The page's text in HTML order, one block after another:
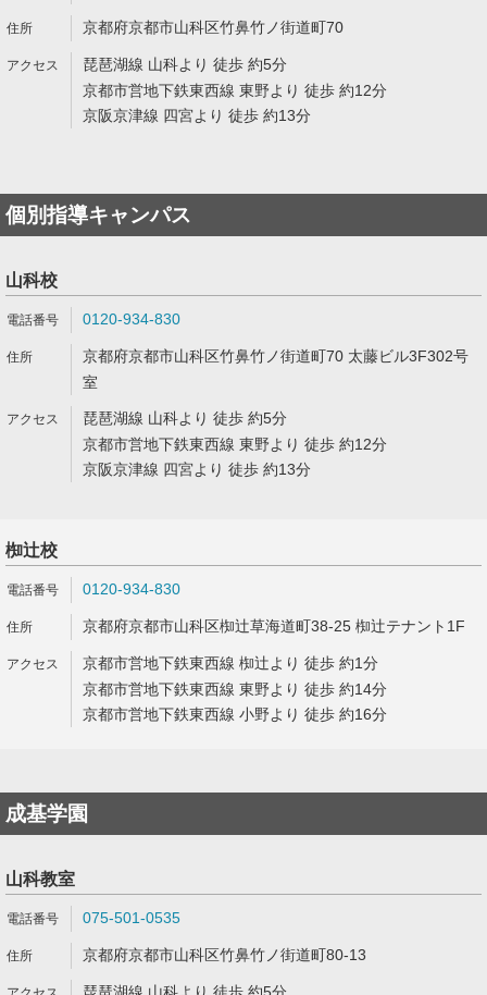
京都府京都市山科区竹鼻竹ノ街道町70
琵琶湖線 山科より 徒歩 約5分
京都市営地下鉄東西線 東野より 徒歩 約12分
京阪京津線 四宮より 徒歩 約13分
個別指導キャンパス
山科校
0120-934-830
京都府京都市山科区竹鼻竹ノ街道町70 太藤ビル3F302号
室
琵琶湖線 山科より 徒歩 約5分
京都市営地下鉄東西線 東野より 徒歩 約12分
京阪京津線 四宮より 徒歩 約13分
椥辻校
0120-934-830
京都府京都市山科区椥辻草海道町38-25 椥辻テナント1F
京都市営地下鉄東西線 椥辻より 徒歩 約1分
京都市営地下鉄東西線 東野より 徒歩 約14分
京都市営地下鉄東西線 小野より 徒歩 約16分
成基学園
山科教室
075-501-0535
京都府京都市山科区竹鼻竹ノ街道町80-13